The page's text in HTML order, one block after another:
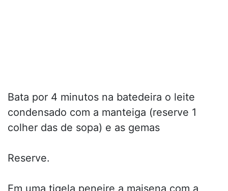
Bata por 4 minutos na batedeira o leite
condensado com a manteiga (reserve 1
colher das de sopa) e as gemas
Reserve.